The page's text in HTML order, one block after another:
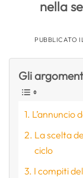
nella
PUBBLICATO IL
Gli
L’annuncio
La scelta
ciclo
I compiti